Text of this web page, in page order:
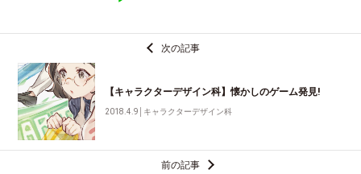
次の記事
【キャラクターデザイン科】懐かしのゲーム発見!
2018.4.9 キャラクターデザイン科
前の記事